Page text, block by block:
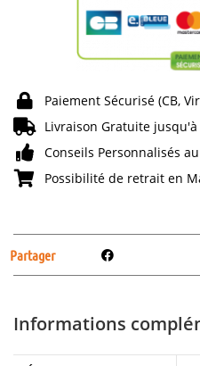
Paiement Sécurisé (CB,
Livraison Gratuite
Conseils Personnalisés
Possibilité de retrait en
Partager
Informations